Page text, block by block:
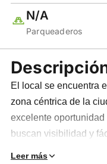
N/A
Parqueaderos
El local se encuentra
zona céntrica de la
excelente
buscan visibilidad y
Cuenta con amplios
Leer más